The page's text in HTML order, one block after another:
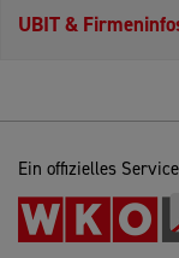
UBIT &
Ein offizielles